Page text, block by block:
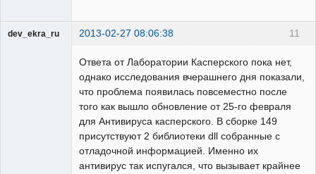
11
dev_ekra_ru 2013-02-27 08:06:38
Ответа от Лаборатории Касперского пока нет,
однако исследования вчерашнего дня показали,
что проблема появилась повсеместно после
того как вышло обновление от 25-го февраля
для Антивируса касперского. В сборке 149
присутствуют 2 библиотеки dll собранные с
отладочной информацией. Именно их
антивирус так испугался, что вызывает крайнее